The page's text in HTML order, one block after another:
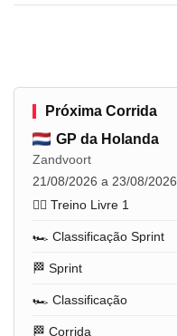
Próxima Corrida
GP da Holanda
Zandvoort
21/08/2026 a 23/08/2026
🏋️‍♂️ Treino Livre 1
🏎️ Classificação Sprint
🏁 Sprint
🏎️ Classificação
🏁 Corrida